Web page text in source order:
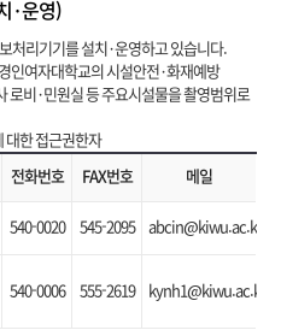
·운영)
처리기기를 설치·운영하고 있습니다.
인여자대학교의 시설안전·화재예방
로비·민원실 등 주요시설물을 촬영범위로
대한 접근권한자
전화번호 FAX번호 메일
540-0020 545-2095 abcin@kiwu.ac.kr
540-0006 555-2619 kynh1@kiwu.ac.kr